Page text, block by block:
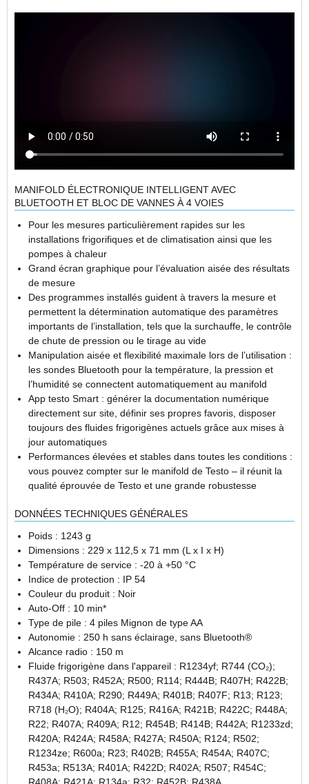
MANIFOLD ÉLECTRONIQUE INTELLIGENT AVEC
BLUETOOTH ET BLOC DE VANNES À 4 VOIES
Pour les mesures particulièrement rapides sur les
installations frigorifiques et de climatisation ainsi que les
pompes à chaleur
Grand écran graphique pour l’évaluation aisée des résultats
de mesure
Des programmes installés guident à travers la mesure et
permettent la détermination automatique des paramètres
importants de l’installation, tels que la surchauffe, le contrôle
de chute de pression ou le tirage au vide
Manipulation aisée et flexibilité maximale lors de l’utilisation :
les sondes Bluetooth pour la température, la pression et
l’humidité se connectent automatiquement au manifold
App testo Smart : générer la documentation numérique
directement sur site, définir ses propres favoris, disposer
toujours des fluides frigorigènes actuels grâce aux mises à
jour automatiques
Performances élevées et stables dans toutes les conditions :
vous pouvez compter sur le manifold de Testo – il réunit la
qualité éprouvée de Testo et une grande robustesse
DONNÉES TECHNIQUES GÉNÉRALES
Poids : 1243 g
Dimensions : 229 x 112,5 x 71 mm (L x I x H)
Température de service : -20 à +50 °C
Indice de protection : IP 54
Couleur du produit : Noir
Auto-Off : 10 min*
Type de pile : 4 piles Mignon de type AA
Autonomie : 250 h sans éclairage, sans Bluetooth®
Alcance radio : 150 m
Fluide frigorigène dans l'appareil : R1234yf; R744 (CO₂);
R437A; R503; R452A; R500; R114; R444B; R407H; R422B;
R434A; R410A; R290; R449A; R401B; R407F; R13; R123;
R718 (H₂O); R404A; R125; R416A; R421B; R422C; R448A;
R22; R407A; R409A; R12; R454B; R414B; R442A; R1233zd;
R420A; R424A; R458A; R427A; R450A; R124; R502;
R1234ze; R600a; R23; R402B; R455A; R454A; R407C;
R453a; R513A; R401A; R422D; R402A; R507; R454C;